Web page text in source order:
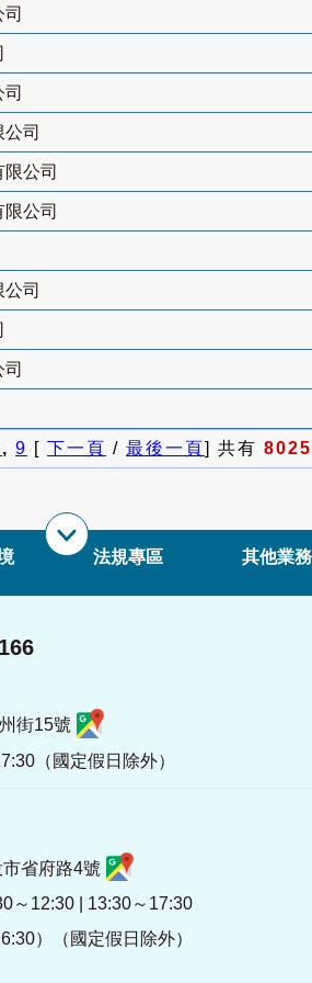
司
公司
公司
司
, 9 [ 下一頁 / 最後一頁] 共有 8025
法規專區 其他業務
街15號
（國定假日除外）
省府路4號
～12:30 | 13:30～17:30
）（國定假日除外）